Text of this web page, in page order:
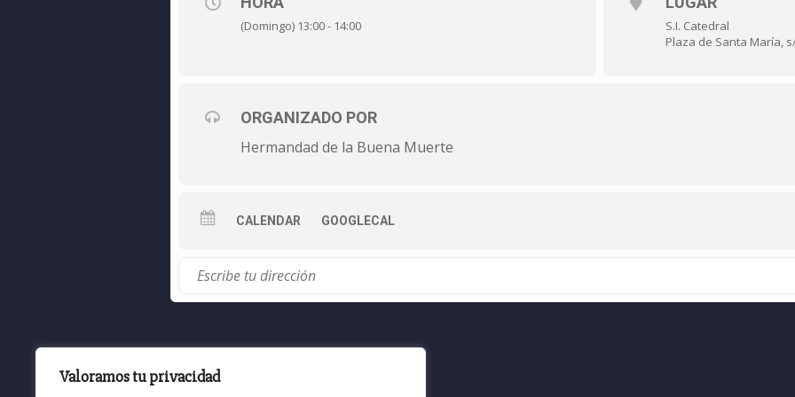
Valoramos tu privacidad
(Domingo) 13:00 - 14:00
S.I. Catedral
Plaza de Santa María,
ORGANIZADO POR
Hermandad de la Buena Muerte
CALENDAR GOOGLECAL